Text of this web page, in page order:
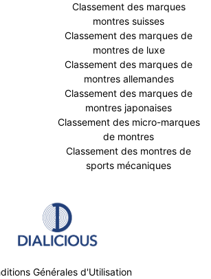
Classement des marques
montres suisses
Classement des marques de
montres de luxe
Classement des marques de
montres allemandes
Classement des marques de
montres japonaises
Classement des micro-marques
de montres
Classement des montres de
sports mécaniques
Générales d'Utilisation